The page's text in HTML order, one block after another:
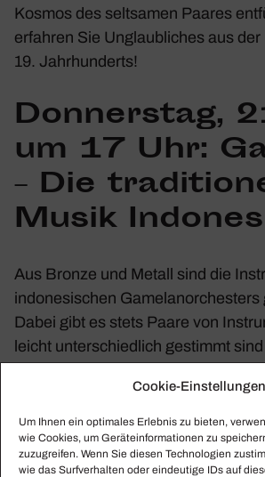
Cookie-Einstellungen
Um Ihnen ein optimales Erlebnis zu bieten,
wie Cookies, um Geräteinformationen zu
zuzugreifen. Wenn Sie diesen Technologien
wie das Surfverhalten oder eindeutige IDs auf
Kosmos des selt­samen Paares
erfahren Sie Unglaub­li­ches aus
19. Jahr­hun­derts!
Donnerstag,
um 17 Uhr:
– Die
Musik
Aus Bronze und Metall sind die
indo­ne­si­schen Game­lan­or­ches­ters
Dabei gibt es stets Paare von
leicht unter­schied­lich gestimmt
scheinbar in sich empor- und
Lassen Sie sich in diese
mitnehmen und erfahren Sie,
sche Kompo­nisten – wie etwa der